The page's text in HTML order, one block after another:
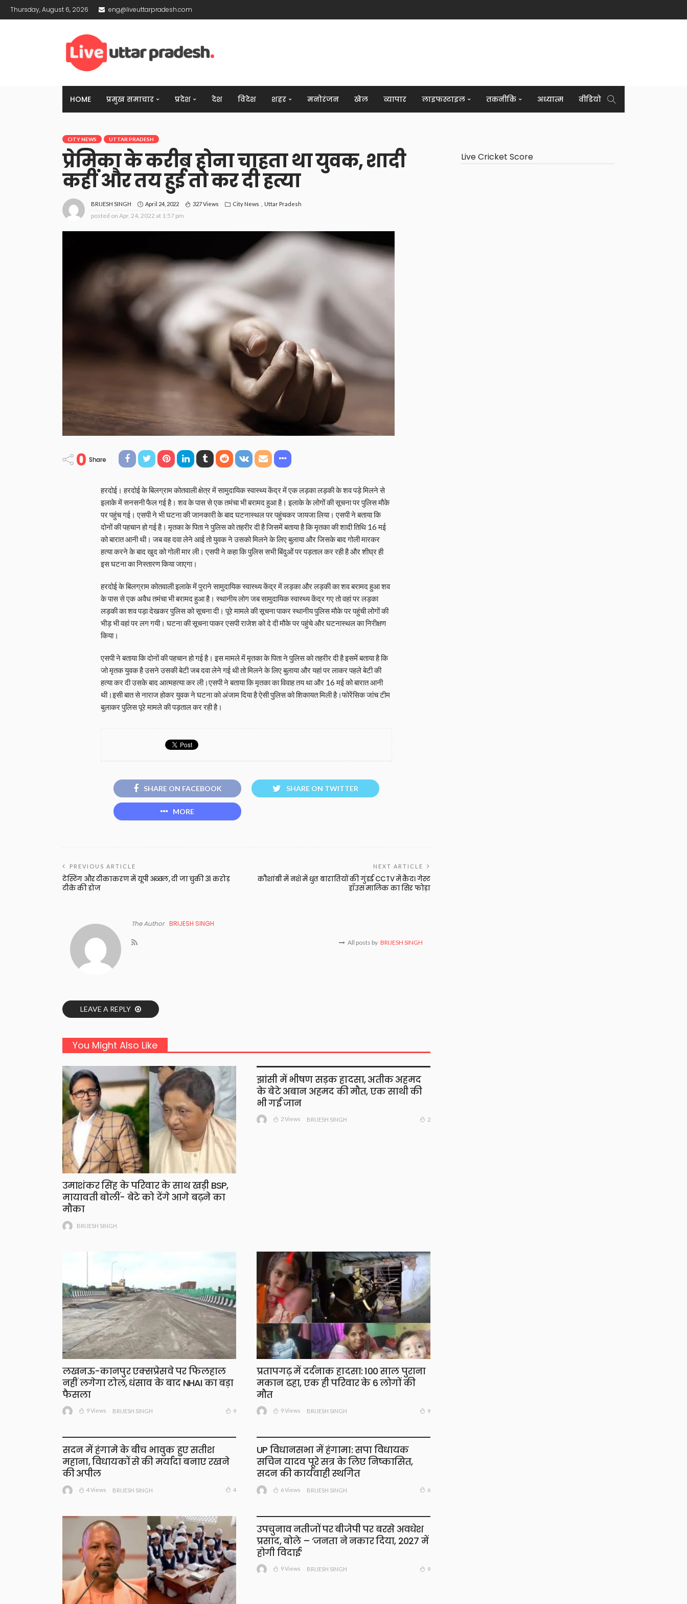
Thursday, August 6, 2026 eng@liveuttarpradesh.com
HOME प्रमुख समाचार प्रदेश देश विदेश शहर मनोरंजन खेल व्यापार लाइफस्टाइल तकनीकि अध्यात्म वीडियो
CITY NEWS UTTAR PRADESH
प्रेमिका के करीब होना चाहता था युवक, शादी
कहीं और तय हुई तो कर दी हत्या
BRIJESH SINGH April 24, 2022 327 Views City News Uttar Pradesh
posted on Apr. 24, 2022 at 1:57 pm
0 Share
हरदोई। हरदोई के बिलग्राम कोतवाली क्षेत्र में सामुदायिक स्वास्थ्य केंद्र में एक लड़का लड़की के शव पड़े मिलने से
इलाके में सनसनी फैल गई है। शव के पास से एक तमंचा भी बरामद हुआ है। इलाके के लोगों की सूचना पर पुलिस मौके
पर पहुंच गई। एसपी ने भी घटना की जानकारी के बाद घटनास्थल पर पहुंचकर जायजा लिया। एसपी ने बताया कि
दोनों की पहचान हो गई है। मृतका के पिता ने पुलिस को तहरीर दी है जिसमें बताया है कि मृतका की शादी तिथि 16 मई
को बारात आनी थी। जब वह दवा लेने आई तो युवक ने उसको मिलने के लिए बुलाया और जिसके बाद गोली मारकर
हत्या करने के बाद खुद को गोली मार ली। एसपी ने कहा कि पुलिस सभी बिंदुओं पर पड़ताल कर रही है और शीघ्र ही
इस घटना का निस्तारण किया जाएगा।
हरदोई के बिलग्राम कोतवाली इलाके में पुराने सामुदायिक स्वास्थ्य केंद्र में लड़का और लड़की का शव बरामद हुआ शव
के पास से एक अवैध तमंचा भी बरामद हुआ है। स्थानीय लोग जब सामुदायिक स्वास्थ्य केंद्र गए तो वहां पर लड़का
लड़की का शव पड़ा देखकर पुलिस को सूचना दी। पूरे मामले की सूचना पाकर स्थानीय पुलिस मौके पर पहुंची लोगों की
भीड़ भी वहां पर लग गयी। घटना की सूचना पाकर एसपी राजेश को दे दी मौके पर पहुंचे और घटनास्थल का निरीक्षण
किया।
एसपी ने बताया कि दोनों की पहचान हो गई है। इस मामले में मृतका के पिता ने पुलिस को तहरीर दी है इसमें बताया है कि
जो मृतक युवक है उसने उसकी बेटी जब दवा लेने गई थी तो मिलने के लिए बुलाया और यहां पर लाकर पहले बेटी की
हत्या कर दी उसके बाद आत्महत्या कर ली।एसपी ने बताया कि मृतका का विवाह तय था और 16 मई को बारात आनी
थी।इसी बात से नाराज होकर युवक ने घटना को अंजाम दिया है ऐसी पुलिस को शिकायत मिली है।फोरेंसिक जांच टीम
बुलाकर पुलिस पूरे मामले की पड़ताल कर रही है।
SHARE ON FACEBOOK SHARE ON TWITTER
MORE
PREVIOUS ARTICLE
टेस्टिंग और टीकाकरण में यूपी अव्‍वल, दी जा चुकी 31 करोड़
टीके की डोज
NEXT ARTICLE
कौशांबी में नशे में धुत बारातियों की गुंडई CCTV में कैद। गेस्ट
हॉउस मालिक का सिर फोड़ा
The Author BRIJESH SINGH
All posts by BRIJESH SINGH
LEAVE A REPLY
You Might Also Like
उमाशंकर सिंह के परिवार के साथ खड़ी BSP,
मायावती बोलीं- बेटे को देंगे आगे बढ़ने का
मौका
BRIJESH SINGH
झांसी में भीषण सड़क हादसा, अतीक अहमद
के बेटे अबान अहमद की मौत, एक साथी की
भी गई जान
2 Views BRIJESH SINGH 2
लखनऊ-कानपुर एक्सप्रेसवे पर फिलहाल
नहीं लगेगा टोल, धंसाव के बाद NHAI का बड़ा
फैसला
9 Views BRIJESH SINGH 9
प्रतापगढ़ में दर्दनाक हादसा: 100 साल पुराना
मकान ढहा, एक ही परिवार के 6 लोगों की
मौत
9 Views BRIJESH SINGH 9
सदन में हंगामे के बीच भावुक हुए सतीश
महाना, विधायकों से की मर्यादा बनाए रखने
की अपील
4 Views BRIJESH SINGH 4
UP विधानसभा में हंगामा: सपा विधायक
सचिन यादव पूरे सत्र के लिए निष्कासित,
सदन की कार्यवाही स्थगित
6 Views BRIJESH SINGH 6
उपचुनाव नतीजों पर बीजेपी पर बरसे अवधेश
प्रसाद, बोले – ‘जनता ने नकार दिया, 2027 में
होगी विदाई’
9 Views BRIJESH SINGH 9
Live Cricket Score